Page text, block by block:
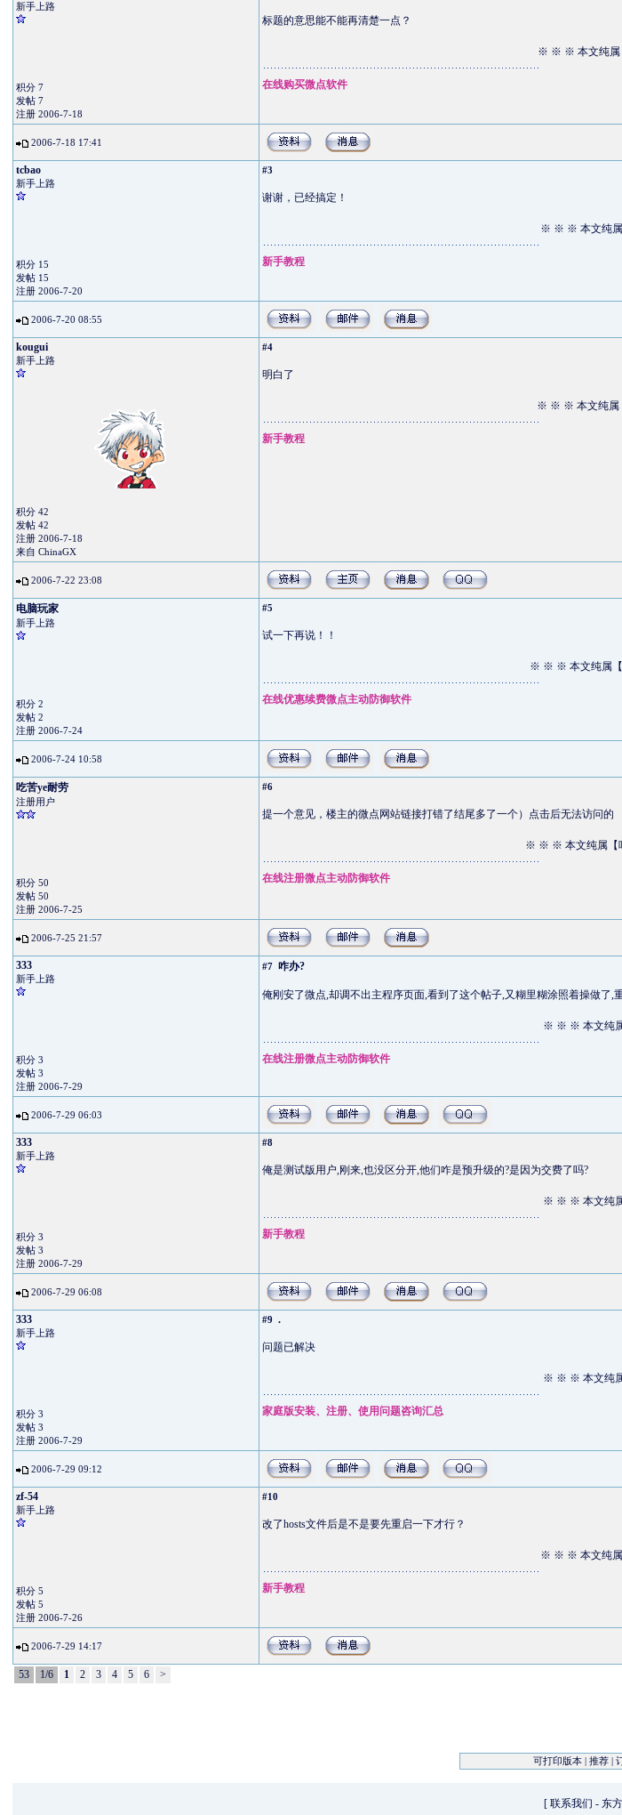
新手上路
积分 7
发帖 7
注册 2006-7-18
标题的意思能不能再清楚一点？
※ ※ ※ 本文纯属
在线购买微点软件
2006-7-18 17:41
tcbao
新手上路
积分 15
发帖 15
注册 2006-7-20
#3
谢谢，已经搞定！
※ ※ ※ 本文纯属
新手教程
2006-7-20 08:55
kougui
新手上路
积分 42
发帖 42
注册 2006-7-18
来自 ChinaGX
#4
明白了
※ ※ ※ 本文纯属
新手教程
2006-7-22 23:08
电脑玩家
新手上路
积分 2
发帖 2
注册 2006-7-24
#5
试一下再说！！
※ ※ ※ 本文纯属【
在线优惠续费微点主动防御软件
2006-7-24 10:58
吃苦ye耐劳
注册用户
积分 50
发帖 50
注册 2006-7-25
#6
提一个意见，楼主的微点网站链接打错了结尾多了一个）点击后无法访问的
※ ※ ※ 本文纯属【
在线注册微点主动防御软件
2006-7-25 21:57
333
新手上路
积分 3
发帖 3
注册 2006-7-29
#7 咋办?
俺刚安了微点,却调不出主程序页面,看到了这个帖子,又糊里糊涂照着操做了,
※ ※ ※ 本文纯属
在线注册微点主动防御软件
2006-7-29 06:03
333
新手上路
积分 3
发帖 3
注册 2006-7-29
#8
俺是测试版用户,刚来,也没区分开,他们咋是预升级的?是因为交费了吗?
※ ※ ※ 本文纯属
新手教程
2006-7-29 06:08
333
新手上路
积分 3
发帖 3
注册 2006-7-29
#9 .
问题已解决
※ ※ ※ 本文纯属
家庭版安装、注册、使用问题咨询汇总
2006-7-29 09:12
zf-54
新手上路
积分 5
发帖 5
注册 2006-7-26
#10
改了hosts文件后是不是要先重启一下才行？
※ ※ ※ 本文纯属
新手教程
2006-7-29 14:17
53 1/6 1 2 3 4 5 6 >
可打印版本| 推荐|
[ 联系我们 - 东